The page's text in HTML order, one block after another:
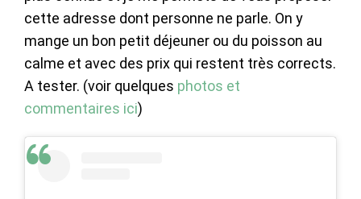
cette adresse dont personne ne parle. On y
mange un bon petit déjeuner ou du poisson au
calme et avec des prix qui restent très corrects.
A tester. (voir quelques photos et
commentaires ici)